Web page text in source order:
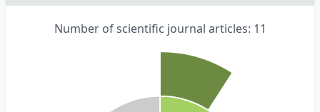
Number of scientific journal articles: 11